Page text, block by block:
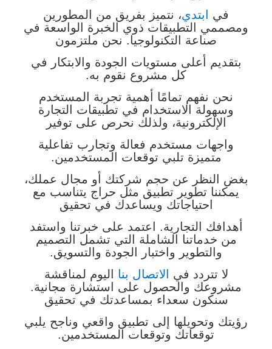
في
ابتدي، نتميز بفريق من المطورين
ومصممي التطبيقات ذوي الخبرة الواسعة في
صناعة التكنولوجيا. نحن ملتزمون
بتقديم أعلى مستويات الجودة والابتكار في
كل مشروع نقوم به.
نحن نفهم تمامًا أهمية تجربة المستخدم
وسهولة الاستخدام في تطبيقات التجارة
الإلكترونية، ولذلك نحرص على توفير
واجهات مستخدم فعالة وتجارب تفاعلية
متميزة تلبي توقعات المستخدمين.
بغض النظر عن حجم شركتك أو مجال عملك،
يمكننا تطوير تطبيق مثل حراج يتناسب مع
احتياجاتك ويساعدك في تحقيق
أهدافك التجارية. اعتمد على خبرتنا واستفد
من خدماتنا الشاملة التي تشمل التصميم
والتطوير واختبار الجودة والتسويق.
لا تتردد في
الاتصال بنا اليوم لمناقشة
مشروعك والحصول على استشارة مجانية.
سنكون سعداء بمساعدتك في تحقيق
رؤيتك وتحويلها إلى تطبيق واقعي وناجح يلبي
توقعاتك وتوقعات المستخدمين.